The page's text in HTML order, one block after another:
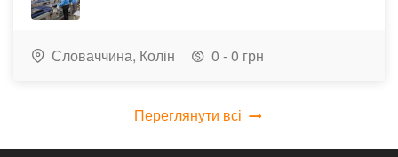
Словаччина, Колін 0 - 0 грн
Переглянути всі